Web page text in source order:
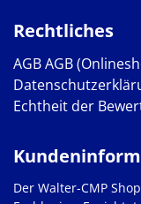
Rechtliches
AGBAGB
Echtheit der
Der Walter-CMP